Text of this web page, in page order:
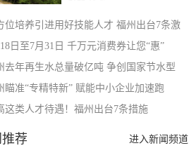
位培养引进用好技能人才 福州出台7条激
日至7月31日 千万元消费券让您“惠”
去年再生水总量破亿吨 争创国家节水型
瞄准“专精特新” 赋能中小企业加速跑
这类人才待遇！福州出台7条措施
进入新闻频道
荐